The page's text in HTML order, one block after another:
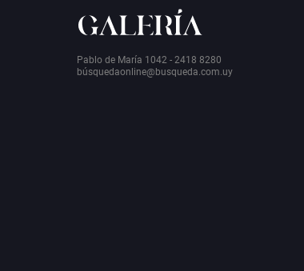
Pablo de María 1042 - 2418 8280
búsquedaonline@busqueda.com.uy